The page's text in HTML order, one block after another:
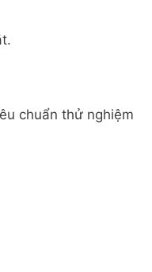
chuẩn thử nghiệm